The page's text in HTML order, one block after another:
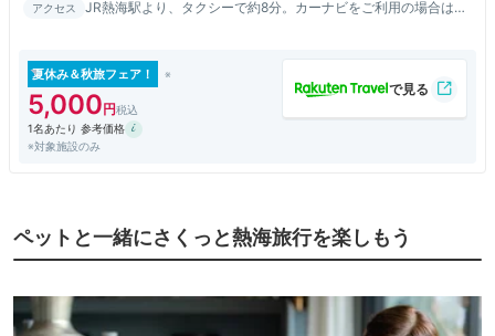
アクセス
JR熱海駅より、タクシーで約8分。カーナビをご利用の場合は熱
夏休み＆秋旅フェア！
5,000
1名あたり 参考価格
※対象施設のみ
ペットと一緒にさくっと熱海旅行を楽しもう